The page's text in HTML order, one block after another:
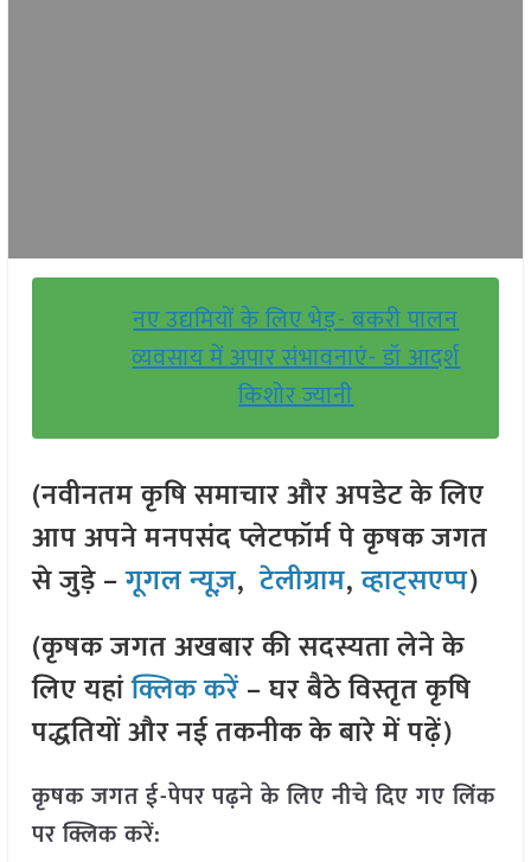
नए उद्यमियों के लिए भेड़- बकरी पालन
व्यवसाय में अपार संभावनाएं- डॉ आदर्श
किशोर ज्यानी
(नवीनतम कृषि समाचार और अपडेट के लिए
आप अपने मनपसंद प्लेटफॉर्म पे कृषक जगत
से जुड़े –गूगल न्यूज़,टेलीग्राम,व्हाट्सएप्प)
(कृषक जगत अखबार की सदस्यता लेने के
लिए यहांक्लिक करें– घर बैठे विस्तृत कृषि
पद्धतियों और नई तकनीक के बारे में पढ़ें)
कृषक जगत ई-पेपर पढ़ने के लिए नीचे दिए गए लिंक
पर क्लिक करें: